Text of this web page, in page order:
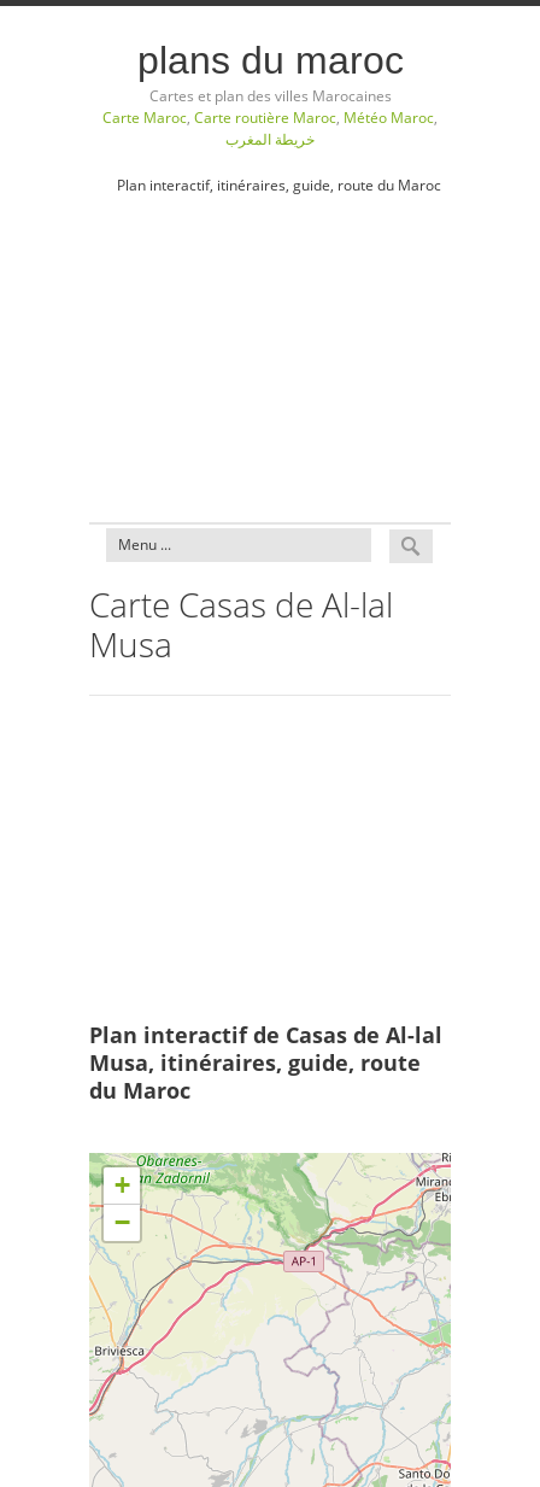
plans du maroc
Cartes et plan des villes Marocaines
Carte Maroc, Carte routière Maroc, Météo Maroc,
خريطة المغرب
Plan interactif, itinéraires, guide, route du Maroc
Carte Casas de Al-lal
Musa
Plan interactif de Casas de Al-lal
Musa, itinéraires, guide, route
du Maroc
+
−